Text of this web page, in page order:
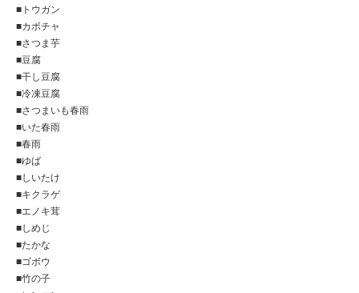
■トウガン
■カボチャ
■さつま芋
■豆腐
■干し豆腐
■冷凍豆腐
■さつまいも春雨
■いた春雨
■春雨
■ゆば
■しいたけ
■キクラゲ
■エノキ茸
■しめじ
■たかな
■ゴボウ
■竹の子